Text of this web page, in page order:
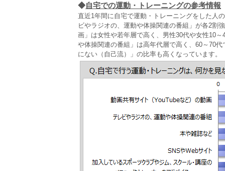
◆自宅での運動・トレーニングの参考情報
直近1年間に自宅で運動・トレーニングをした人
ビやラジオの、運動や体操関連の番組」が各2割
画」は女性や若年層で高く、男性30代や女性10
や体操関連の番組」は高年代層で高く、60～70
にない（自己流）」の比率も高くなっています。